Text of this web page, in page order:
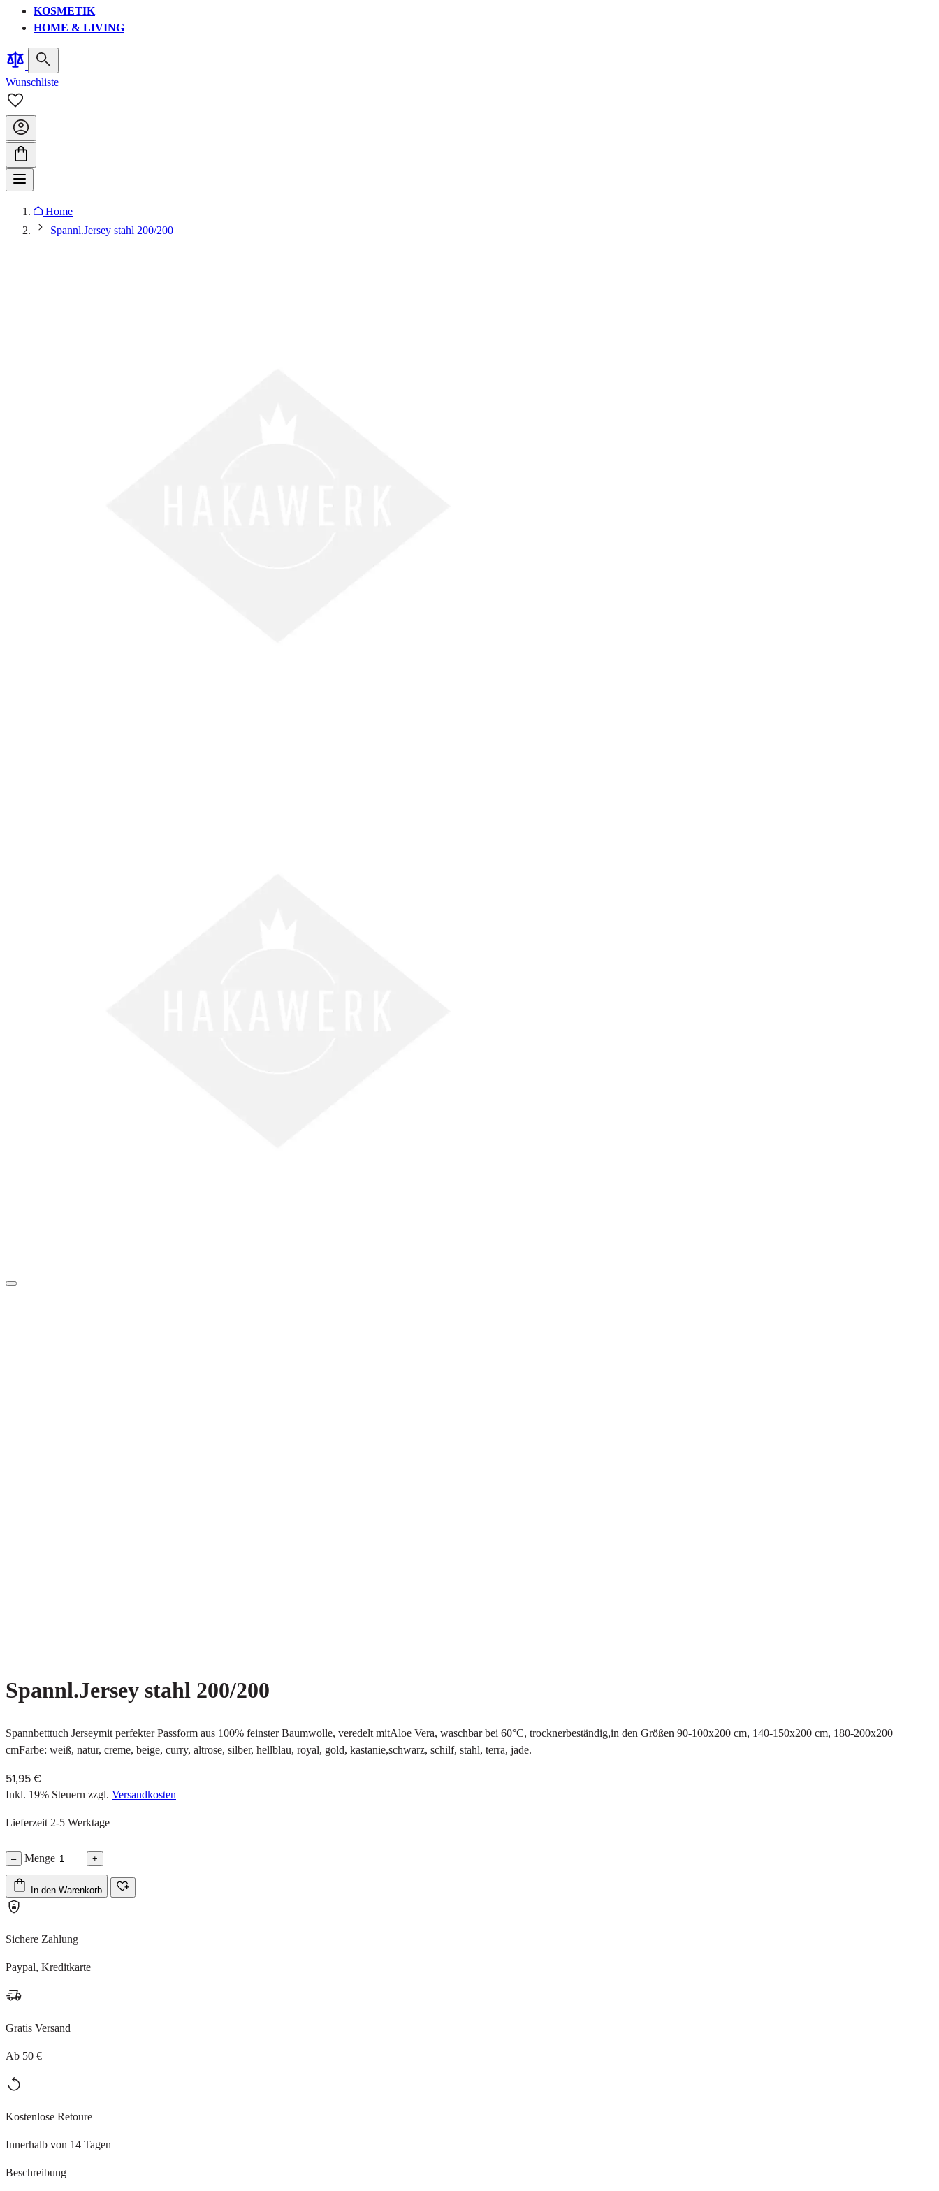
KOSMETIK
HOME & LIVING
Wunschliste
Home
Spannl.Jersey stahl 200/200
Spannl.Jersey stahl 200/200
Spannbetttuch Jerseymit perfekter Passform aus 100% feinster Baumwolle, veredelt mitAloe Vera, waschbar bei 60°C, trocknerbeständig,in den Größen 90-100x200 cm, 140-150x200 cm, 180-200x200
cmFarbe: weiß, natur, creme, beige, curry, altrose, silber, hellblau, royal, gold, kastanie,schwarz, schilf, stahl, terra, jade.
51,95 €
Inkl. 19% Steuern zzgl. Versandkosten
Lieferzeit 2-5 Werktage
– Menge +
In den Warenkorb
Sichere Zahlung
Paypal, Kreditkarte
Gratis Versand
Ab 50 €
Kostenlose Retoure
Innerhalb von 14 Tagen
Beschreibung